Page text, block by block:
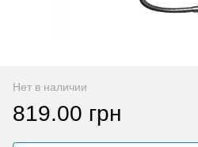
Нет в наличии
819.00 грн